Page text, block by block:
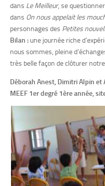
dans Le Meilleur, se
dans On nousappelait les
personnages des Petites
Bilan : une journée riche
nous sommes, pleine
très belle façon de clôturer
Déborah Anest, Dimitri Alpin et
MEEF 1er degré 1ère année,